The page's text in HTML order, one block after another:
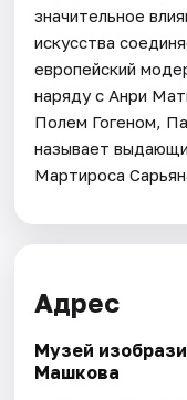
значительное
искусства
европейский
наряду с Анри
Полем Гогеном,
называет
Мартироса
Адрес
Музей
Машкова